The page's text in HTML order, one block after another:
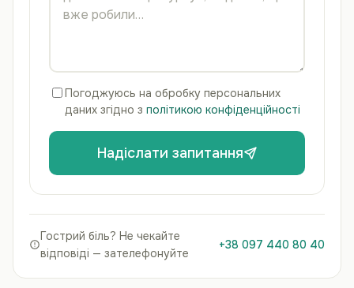
Погоджуюсь на обробку персональних
даних згідно з політикою конфіденційності
Надіслати запитання
Гострий біль? Не чекайте
відповіді — зателефонуйте
+38 097 440 80 40